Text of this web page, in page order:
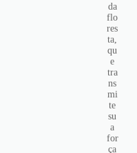
da
flo
res
ta,
qu
e
tra
ns
mi
te
su
a
for
ça